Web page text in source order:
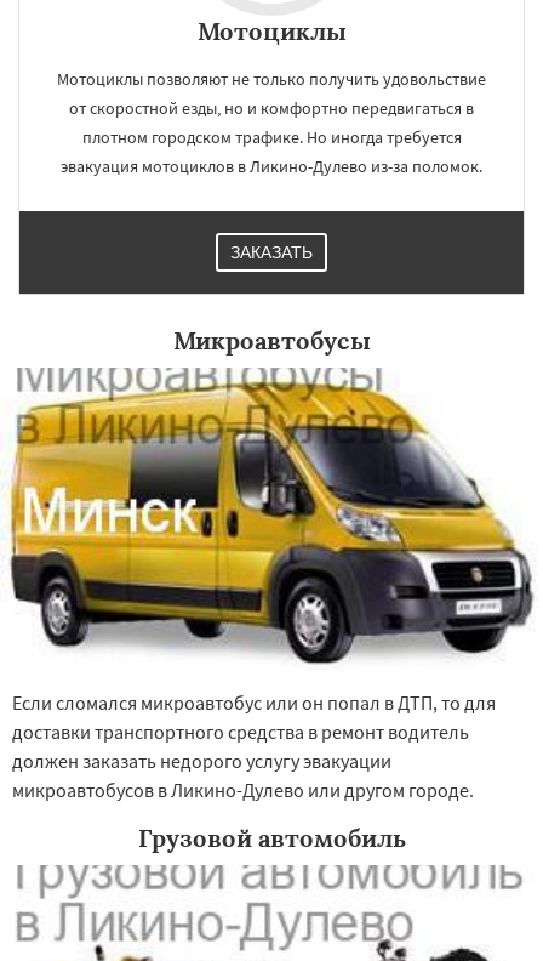
регионам
Лобня Лосино-Петровский Луховицы
Лыткарино Люберцы Можайск Мытищи
Наро-Фоминск Ногинск Одинцово
Озеры Орехово-Зуево
Павловский Посад Пересвет Подольск
Протвино
Пушкино Пущино Раменское
Реутов Рошаль Рузф Сергиев Посад
Серпухов Солнечногорск
Купавна
Ступино Талдом Фрязино Химки
Хотьково Черноголовка Чехов Шатура
Щелково Электрогорск Электросталь
Электроугли Яхрома Андреево
Мотоциклы
Мотоциклы позволяют не только получить удовольствие
от скоростной езды, но и комфортно передвигаться в
плотном городском трафике. Но иногда требуется
эвакуация мотоциклов в Ликино-Дулево из-за поломок.
ЗАКАЗАТЬ
Микроавтобусы
Если сломался микроавтобус или он попал в ДТП, то для
доставки транспортного средства в ремонт водитель
должен заказать недорого услугу эвакуации
микроавтобусов в Ликино-Дулево или другом городе.
Грузовой автомобиль
УЗНАТЬ ПОДРОБНЕЕ
Даю согласие на обработку персональных данных